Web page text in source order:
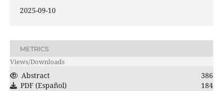
2025-09-10
METRICS
Views/Downloads
Abstract
386
PDF (Español)
184